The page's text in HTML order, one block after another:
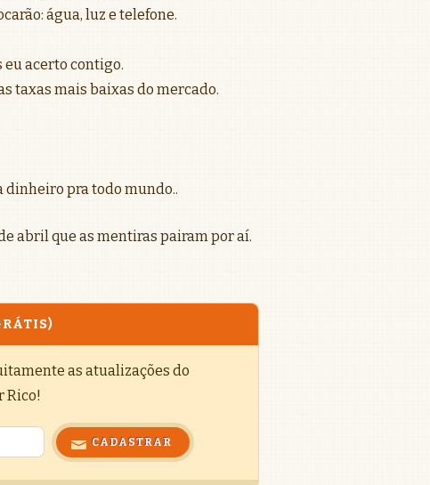
água, luz e telefone.
eu acerto contigo.
taxas mais baixas do mercado.
dinheiro pra todo mundo..
abril que as mentiras pairam por aí.
as atualizações do
Rico!